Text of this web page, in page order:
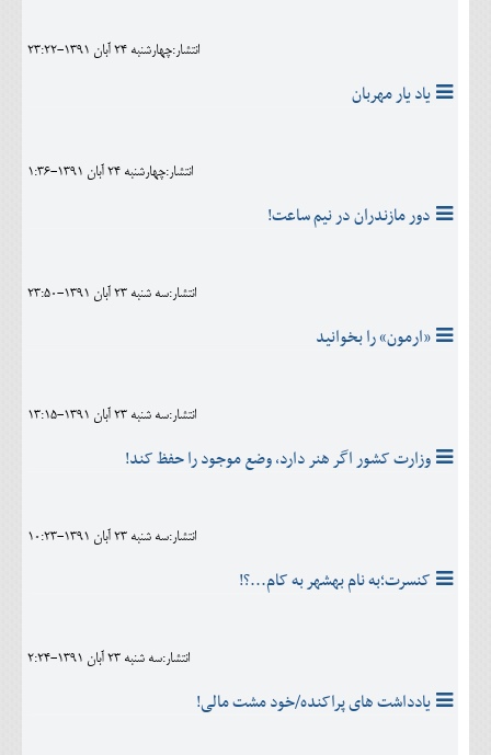
انتشار:چهارشنبه 24 آبان 1391-23:22
یاد یار مهربان
انتشار:چهارشنبه 24 آبان 1391-1:36
دور مازندران در نیم ساعت!
انتشار:سه شنبه 23 آبان 1391-23:50
«ارمون» را بخوانید
انتشار:سه شنبه 23 آبان 1391-13:15
وزارت کشور اگر هنر دارد، وضع موجود را حفظ کند!
انتشار:سه شنبه 23 آبان 1391-10:23
کنسرت؛به نام بهشهر به کام...؟!
انتشار:سه شنبه 23 آبان 1391-2:24
یادداشت های پراکنده/خود مشت مالی!